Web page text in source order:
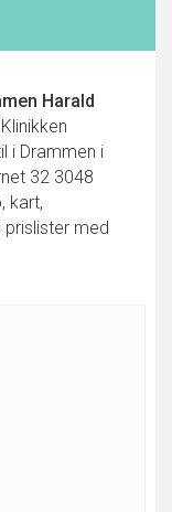
Harald
i Drammen i
32 3048
kart,
prislister med